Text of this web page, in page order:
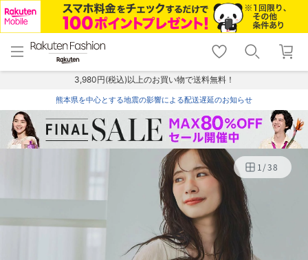
menu home
トップ
shopping_cart lock_outline
ログイン
3,980円(税込)以上のお買い物で送料無料！
熊本県を中心とする地震の影響による配送遅延のお知らせ
1/38